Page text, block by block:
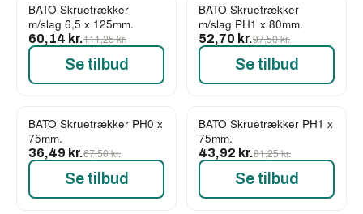
-46%
BATO Skruetrækker
m/slag 6,5 x 125mm.
60,14 kr.111,25 kr.
Se tilbud
-46%
BATO Skruetrækker
m/slag PH1 x 80mm.
52,70 kr.97,50 kr.
Se tilbud
-46%
BATO Skruetrækker PH0 x
75mm.
36,49 kr.67,50 kr.
Se tilbud
-46%
BATO Skruetrækker PH1 x
75mm.
43,92 kr.81,25 kr.
Se tilbud